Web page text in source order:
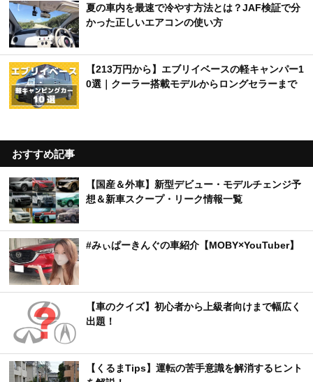
夏の車内を最速で冷やす方法とは？JAF検証で分
かった正しいエアコンの使い方
【213万円から】エブリイベースの軽キャンパー1
0選｜クーラー搭載モデルからロングセラーまで
おすすめ記事
【国産＆外車】新型デビュー・モデルチェンジ予
想＆新車スクープ・リーク情報一覧
#みぃぱーきんぐの車紹介【MOBY×YouTuber】
【車のクイズ】初心者から上級者向けまで幅広く
出題！
【くるまTips】運転の苦手意識を解消するヒント